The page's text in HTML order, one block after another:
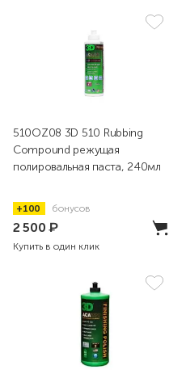
510OZ08 3D 510 Rubbing
Compound режущая
полировальная паста, 240мл
+100 бонусов
2 500₽
Купить в один клик